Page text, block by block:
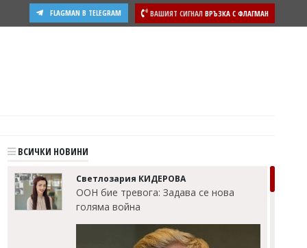
ВАШИЯТ СИГНАЛ ВРЪЗКА С ФЛАГМАН
FLAGMAN В TELEGRAM
ВСИЧКИ НОВИНИ
Светлозария КИДЕРОВА
ООН бие тревога: Задава се нова
голяма война